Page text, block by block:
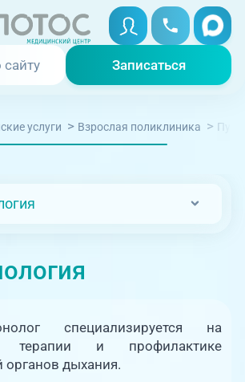
Записаться
Записаться
онлайн
скорую
на дому
220-00-03
служба,
прием
услуги > Взрослая поликлиника >
специализируется на
терапии и профилактике
органов дыхания.